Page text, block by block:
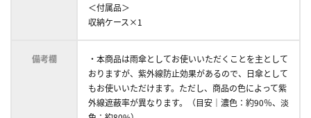
＜付属品＞
収納ケース×1
備考欄
・本商品は雨傘としてお使いいただくことを主として
おりますが、紫外線防止効果があるので、日傘として
もお使いいただけます。ただし、商品の色によって紫
外線遮蔽率が異なります。（目安｜濃色：約90％、淡